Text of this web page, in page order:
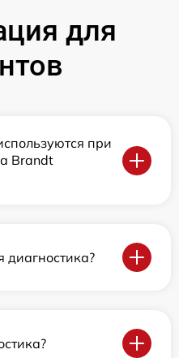
для
при
Brandt
диагностика?